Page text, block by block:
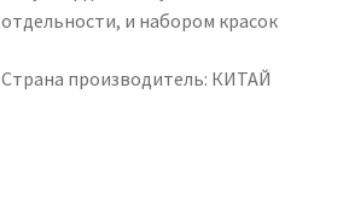
отдельности, и набором красок
Страна производитель: КИТАЙ